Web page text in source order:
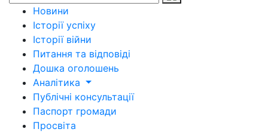
Новини
Історії успіху
Історії війни
Питання та відповіді
Дошка оголошень
Аналітика
Публічні консультації
Паспорт громади
Просвіта